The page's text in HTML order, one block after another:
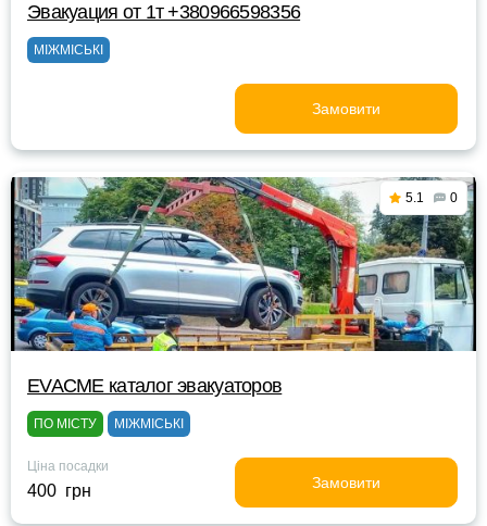
Эвакуация от 1т +380966598356
МІЖМІСЬКІ
Замовити
5.1 0
EVACME каталог эвакуаторов
ПО МІСТУ МІЖМІСЬКІ
Ціна посадки
400 грн Замовити